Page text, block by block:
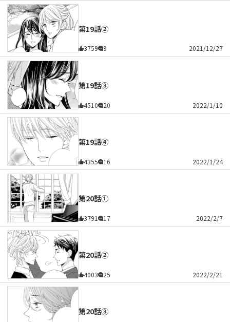
第19話②
3759 9 2021/12/27
第19話③
4510 20 2022/1/10
第19話④
4355 16 2022/1/24
第20話①
3791 17 2022/2/7
第20話②
4003 25 2022/2/21
第20話③